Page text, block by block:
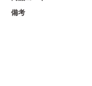
備考